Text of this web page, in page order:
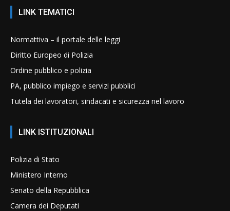
LINK TEMATICI
Normattiva – il portale delle leggi
Diritto Europeo di Polizia
Ordine pubblico e polizia
PA, pubblico impiego e servizi pubblici
Tutela dei lavoratori, sindacati e sicurezza nel lavoro
LINK ISTITUZIONALI
Polizia di Stato
Ministero Interno
Senato della Repubblica
Camera dei Deputati